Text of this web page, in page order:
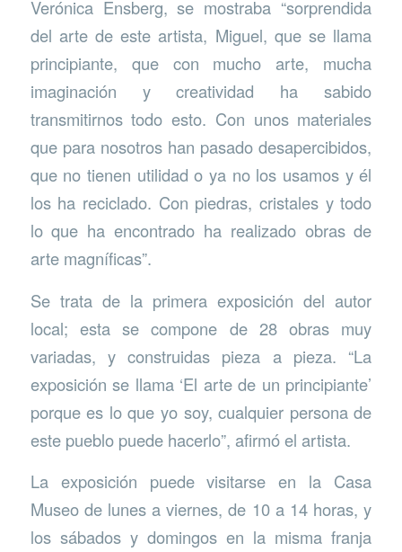
Verónica Ensberg, se mostraba “sorprendida
del arte de este artista, Miguel, que se llama
principiante, que con mucho arte, mucha
imaginación y creatividad ha sabido
transmitirnos todo esto. Con unos materiales
que para nosotros han pasado desapercibidos,
que no tienen utilidad o ya no los usamos y él
los ha reciclado. Con piedras, cristales y todo
lo que ha encontrado ha realizado obras de
arte magníficas”.
Se trata de la primera exposición del autor
local; esta se compone de 28 obras muy
variadas, y construidas pieza a pieza. “La
exposición se llama ‘El arte de un principiante’
porque es lo que yo soy, cualquier persona de
este pueblo puede hacerlo”, afirmó el artista.
La exposición puede visitarse en la Casa
Museo de lunes a viernes, de 10 a 14 horas, y
los sábados y domingos en la misma franja